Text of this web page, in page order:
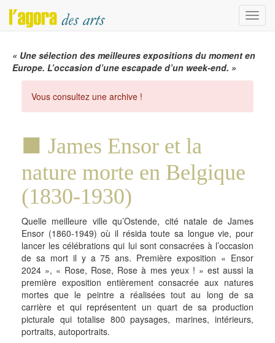
Menu
« Une sélection des meilleures expositions du moment en
Europe. L’occasion d’une escapade d’un week-end. »
Vous consultez une archive !
James Ensor et la
nature morte en Belgique
(1830-1930)
Quelle meilleure ville qu’Ostende, cité natale de James
Ensor (1860-1949) où il résida toute sa longue vie, pour
lancer les célébrations qui lui sont consacrées à l’occasion
de sa mort il y a 75 ans. Première exposition « Ensor
2024 », « Rose, Rose, Rose à mes yeux ! » est aussi la
première exposition entièrement consacrée aux natures
mortes que le peintre a réalisées tout au long de sa
carrière et qui représentent un quart de sa production
picturale qui totalise 800 paysages, marines, intérieurs,
portraits, autoportraits.